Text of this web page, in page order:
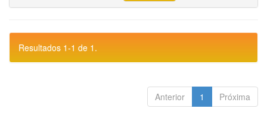
Resultados 1-1 de 1.
Anterior 1 Próxima